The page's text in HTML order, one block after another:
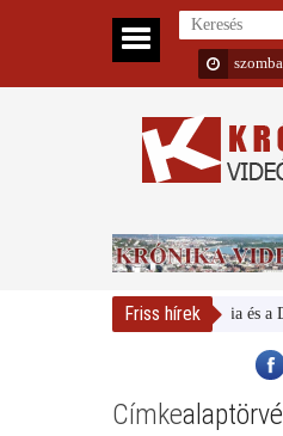
Friss hírek
Magyar Nemzeti Galéria és a
Címke